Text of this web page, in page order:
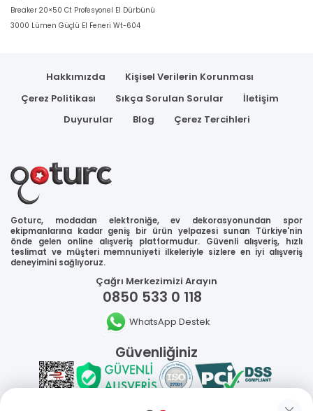
Breaker 20×50 Ct Profesyonel El Dürbünü
3000 Lümen Güçlü El Feneri Wt-604
Hakkımızda
Kişisel Verilerin Korunması
Çerez Politikası
Sıkça Sorulan Sorular
İletişim
Duyurular
Blog Çerez Tercihleri
Goturc, modadan elektroniğe, ev dekorasyonundan spor
ekipmanlarına kadar geniş bir ürün yelpazesi sunan Türkiye'nin
önde gelen online alışveriş platformudur. Güvenli alışveriş, hızlı
teslimat ve müşteri memnuniyeti ilkeleriyle sizlere en iyi alışveriş
deneyimini sağlıyoruz.
Çağrı Merkezimizi Arayın
0850 533 0 118
WhatsApp Destek
Güvenliğiniz